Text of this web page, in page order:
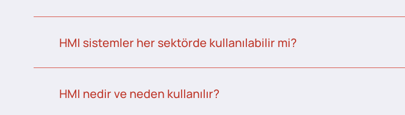
HMI sistemler her sektörde kullanılabilir mi?
HMI nedir ve neden kullanılır?